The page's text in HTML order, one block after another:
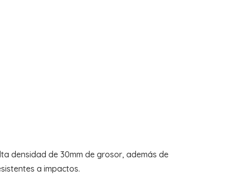
densidad de 30mm de grosor, además de
a impactos.